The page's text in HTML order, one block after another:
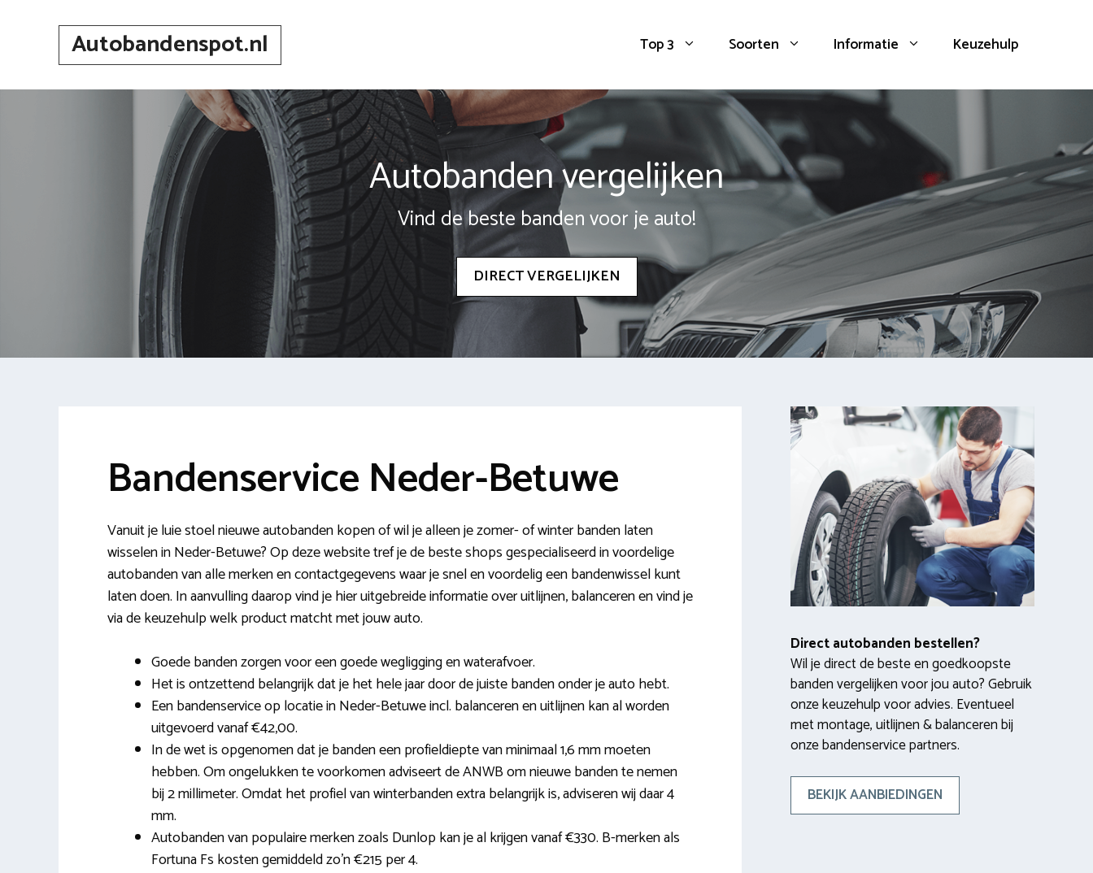
Autobandenspot.nl Top 3 Soorten Informatie Keuzehulp
Autobanden vergelijken
Vind de beste banden voor je auto!
DIRECT VERGELIJKEN
Bandenservice Neder-Betuwe
Vanuit je luie stoel nieuwe autobanden kopen of wil je alleen je zomer- of winter banden laten
wisselen in Neder-Betuwe? Op deze website tref je de beste shops gespecialiseerd in voordelige
autobanden van alle merken en contactgegevens waar je snel en voordelig een bandenwissel kunt
laten doen. In aanvulling daarop vind je hier uitgebreide informatie over uitlijnen, balanceren en vind je
via de keuzehulp welk product matcht met jouw auto.
Goede banden zorgen voor een goede wegligging en waterafvoer.
Het is ontzettend belangrijk dat je het hele jaar door de juiste banden onder je auto hebt.
Een bandenservice op locatie in Neder-Betuwe incl. balanceren en uitlijnen kan al worden
uitgevoerd vanaf €42,00.
In de wet is opgenomen dat je banden een profieldiepte van minimaal 1,6 mm moeten
hebben. Om ongelukken te voorkomen adviseert de ANWB om nieuwe banden te nemen
bij 2 millimeter. Omdat het profiel van winterbanden extra belangrijk is, adviseren wij daar 4
mm.
Autobanden van populaire merken zoals Dunlop kan je al krijgen vanaf €330. B-merken als
Fortuna Fs kosten gemiddeld zo’n €215 per 4.
Direct autobanden bestellen?
Wil je direct de beste en goedkoopste
banden vergelijken voor jou auto? Gebruik
onze keuzehulp voor advies. Eventueel
met montage, uitlijnen & balanceren bij
onze bandenservice partners.
BEKIJK AANBIEDINGEN